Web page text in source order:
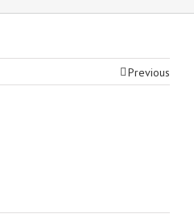
Previous